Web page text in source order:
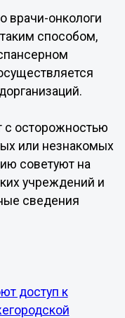
врачи-онкологи
способом,
с осторожностью
или незнакомых
советуют на
учреждений и
сведения
доступ к